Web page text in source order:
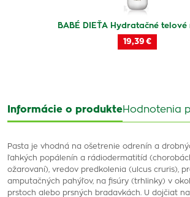
BABÉ DIEŤA Hydratačné
19,39 €
Informácie o produkteHodnotenia
Pasta je vhodná na ošetrenie odrenín a
ľahkých popálenín a rádiodermatitíd
ožarovaní), vredov predkolenia (ulcus cruris),
amputačných pahýľov, na fisúry (trhlinky) v
prstoch alebo prsných bradavkách. U dojčiat